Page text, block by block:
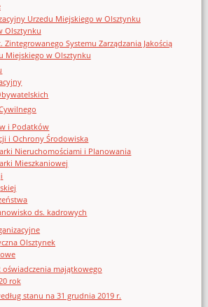
Urzedu Miejskiego w Olsztynku
Olsztynku
Systemu Zarządzania Jakością
Miejskiego w Olsztynku
i Podatków
i Ochrony Środowiska
Nieruchomościami i Planowania
Mieszkaniowej
ds. kadrowych
Olsztynek
oświadczenia majątkowego
rok
stanu na 31 grudnia 2019 r.